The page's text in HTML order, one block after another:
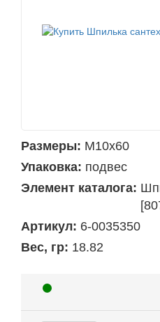
Размеры: М10х60
Упаковка: подвес
Элемент каталога:
Артикул: 6-0035350
Вес, гр: 18.82